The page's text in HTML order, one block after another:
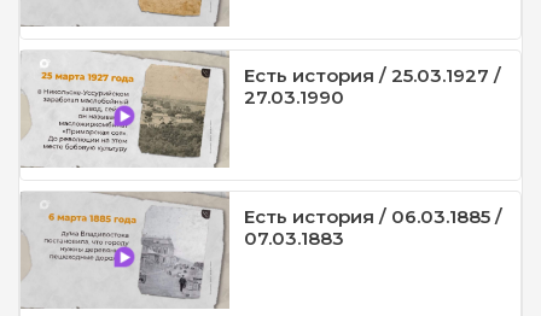
Есть история / 25.03.1927 /
27.03.1990
Есть история / 06.03.1885 /
07.03.1883